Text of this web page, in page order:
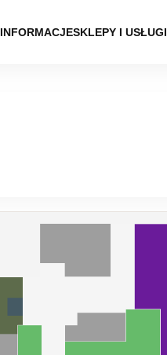
INFORMACJESKLEPY I USŁUGI